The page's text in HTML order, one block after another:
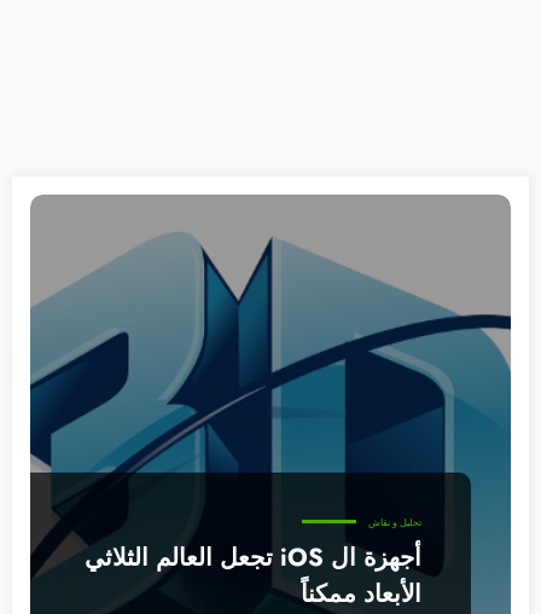
تحليل و نقاش
أجهزة ال iOS تجعل العالم الثلاثي
الأبعاد ممكناً